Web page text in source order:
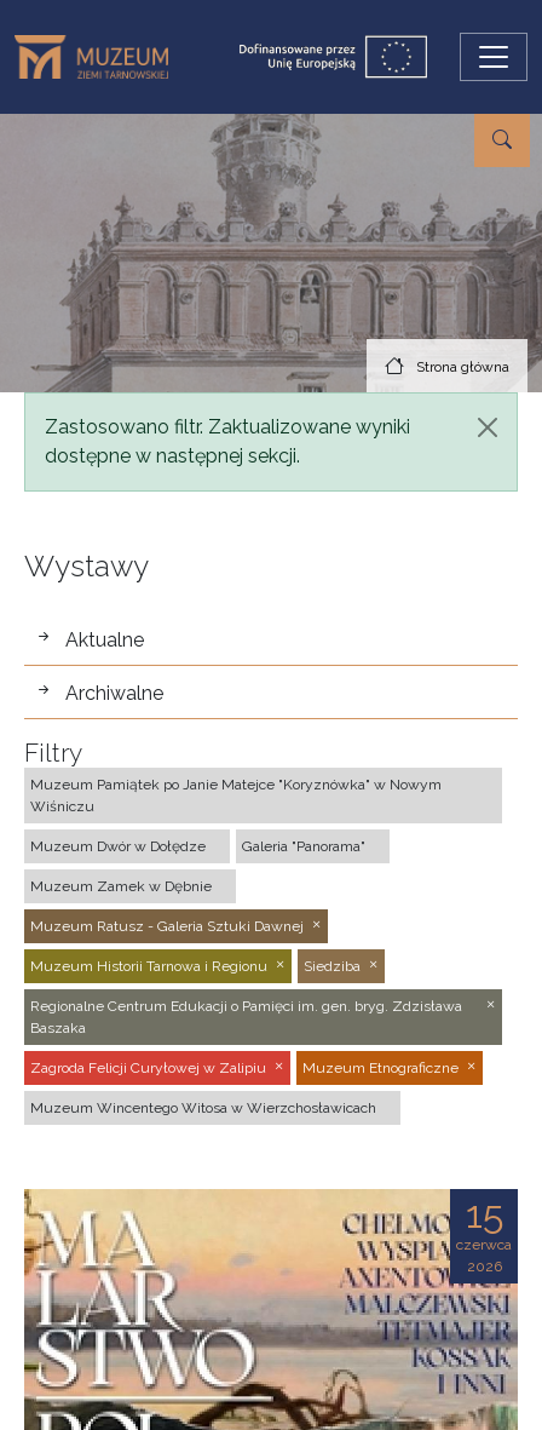
Strona główna
Komunikat
Zastosowano filtr. Zaktualizowane wyniki
dostępne w następnej sekcji.
Wystawy
wystawy
Aktualne
Archiwalne
Filtry
Muzeum Pamiątek po Janie Matejce "Koryznówka" w Nowym
Wiśniczu
Muzeum Dwór w Dołędze Galeria "Panorama"
Muzeum Zamek w Dębnie
Muzeum Ratusz - Galeria Sztuki Dawnej
Muzeum Historii Tarnowa i Regionu Siedziba
Regionalne Centrum Edukacji o Pamięci im. gen. bryg. Zdzisława
Baszaka
Zagroda Felicji Curyłowej w Zalipiu Muzeum Etnograficzne
Muzeum Wincentego Witosa w Wierzchosławicach
15
czerwca
2026